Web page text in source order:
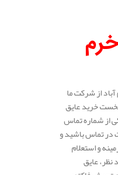
از شرکت ما
خرید عایق
از شماره تماس
تماس باشید و
و استعلام
نظر، عایق